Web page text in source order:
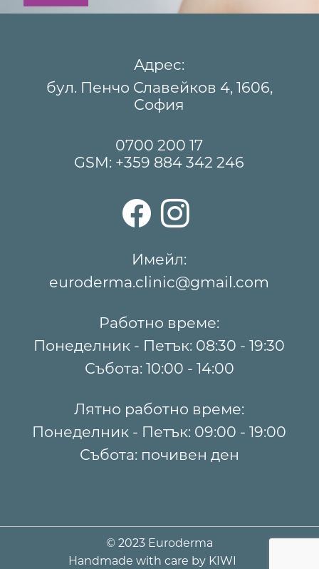
Адрес:
бул. Пенчо Славейков 4, 1606,
София
0700 200 17
GSM: +359 884 342 246
Имейл:
euroderma.clinic@gmail.com
Работно време:
Понеделник - Петък: 08:30 - 19:30
Събота: 10:00 - 14:00
Лятно работно време:
Понеделник - Петък: 09:00 - 19:00
Събота: почивен ден
© 2023 Euroderma
Handmade with care by KIWI